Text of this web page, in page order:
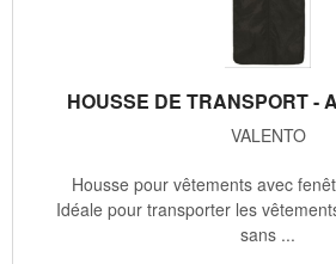
HOUSSE DE TRANSPORT -
VALENTO
Housse pour vêtements avec
Idéale pour transporter les
sans ...